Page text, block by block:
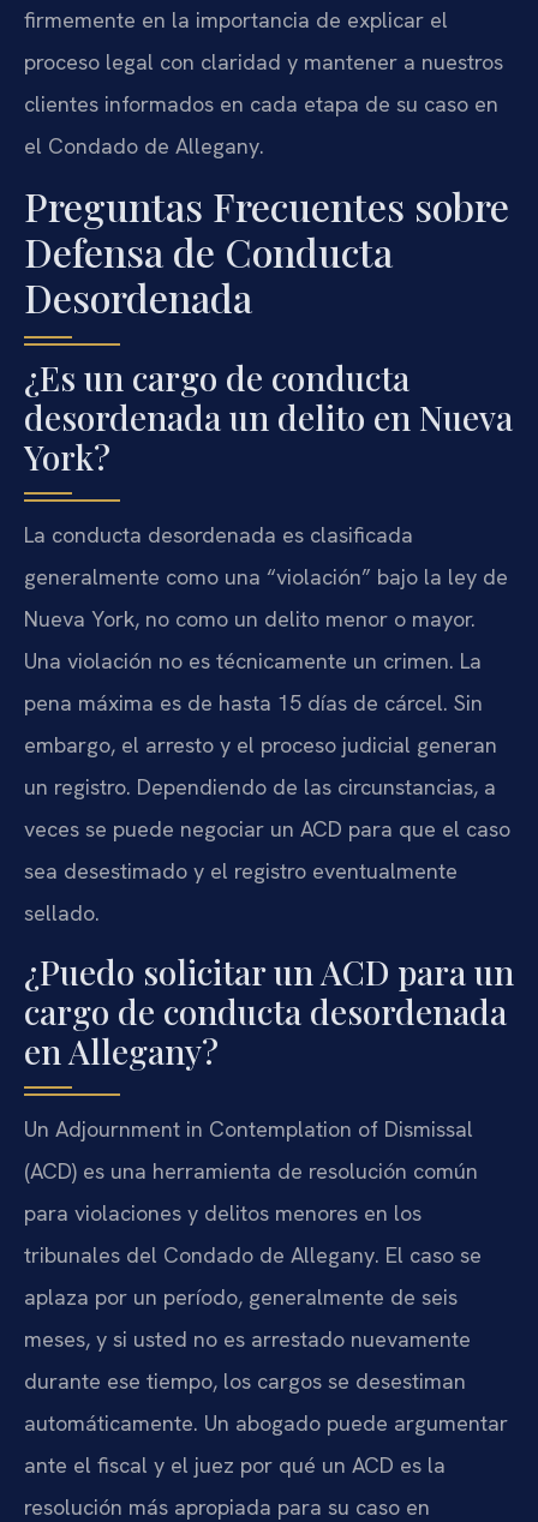
firmemente en la importancia de explicar el
proceso legal con claridad y mantener a nuestros
clientes informados en cada etapa de su caso en
el Condado de Allegany.
Preguntas Frecuentes sobre
Defensa de Conducta
Desordenada
¿Es un cargo de conducta
desordenada un delito en Nueva
York?
La conducta desordenada es clasificada
generalmente como una “violación” bajo la ley de
Nueva York, no como un delito menor o mayor.
Una violación no es técnicamente un crimen. La
pena máxima es de hasta 15 días de cárcel. Sin
embargo, el arresto y el proceso judicial generan
un registro. Dependiendo de las circunstancias, a
veces se puede negociar un ACD para que el caso
sea desestimado y el registro eventualmente
sellado.
¿Puedo solicitar un ACD para un
cargo de conducta desordenada
en Allegany?
Un Adjournment in Contemplation of Dismissal
(ACD) es una herramienta de resolución común
para violaciones y delitos menores en los
tribunales del Condado de Allegany. El caso se
aplaza por un período, generalmente de seis
meses, y si usted no es arrestado nuevamente
durante ese tiempo, los cargos se desestiman
automáticamente. Un abogado puede argumentar
ante el fiscal y el juez por qué un ACD es la
resolución más apropiada para su caso en